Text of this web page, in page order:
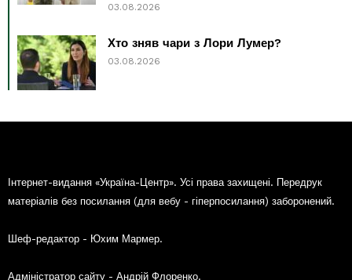
03.08.2026
Хто зняв чари з Лори Лумер?
03.08.2026
Інтернет-видання «Україна-Центр». Усі права захищені. Передрук
матеріалів без посилання (для вебу - гіперпосилання) заборонений.
Шеф-редактор - Юхим Мармер.
Адміністратор сайту - Андрій Флоренко.